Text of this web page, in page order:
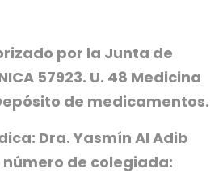
por la Junta de
57923. U. 48 Medicina
de medicamentos.
Dra. Yasmín Al Adib
número de colegiada: